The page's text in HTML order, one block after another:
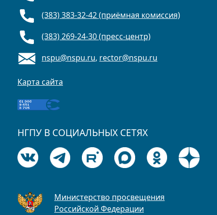
(383) 383-32-42 (приёмная комиссия)
(383) 269-24-30 (пресс-центр)
nspu@nspu.ru, rector@nspu.ru
Карта сайта
НГПУ В СОЦИАЛЬНЫХ СЕТЯХ
Министерство просвещения
Российской Федерации